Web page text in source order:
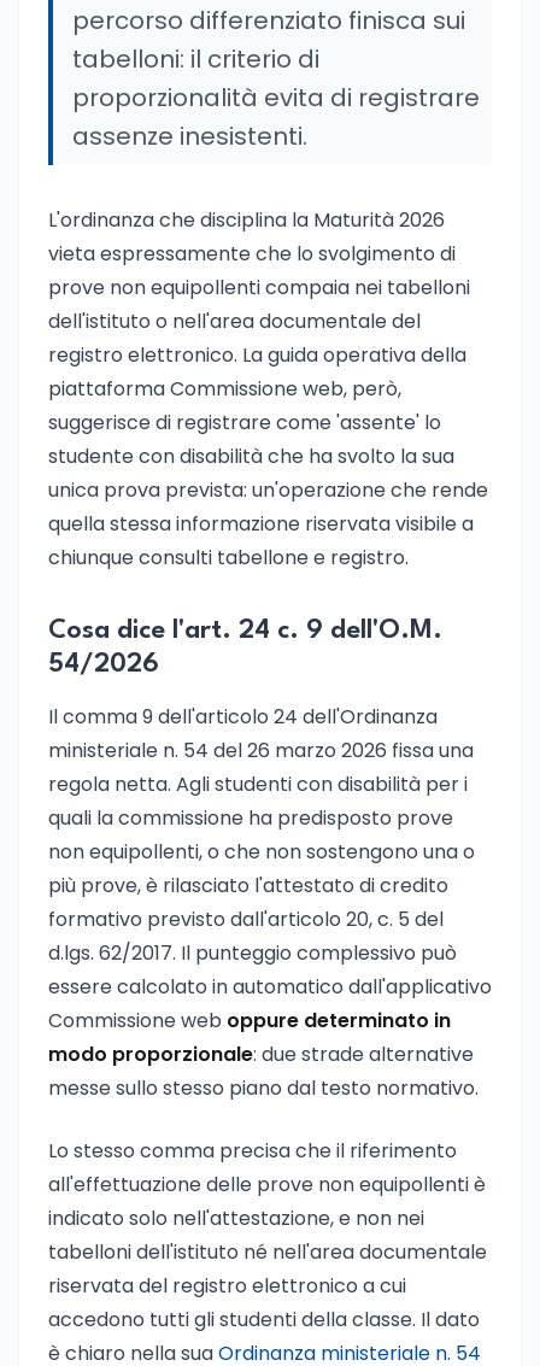
percorso differenziato finisca sui
tabelloni: il criterio di
proporzionalità evita di registrare
assenze inesistenti.
L'ordinanza che disciplina la Maturità 2026
vieta espressamente che lo svolgimento di
prove non equipollenti compaia nei tabelloni
dell'istituto o nell'area documentale del
registro elettronico. La guida operativa della
piattaforma Commissione web, però,
suggerisce di registrare come 'assente' lo
studente con disabilità che ha svolto la sua
unica prova prevista: un'operazione che rende
quella stessa informazione riservata visibile a
chiunque consulti tabellone e registro.
Cosa dice l'art. 24 c. 9 dell'O.M.
54/2026
Il comma 9 dell'articolo 24 dell'Ordinanza
ministeriale n. 54 del 26 marzo 2026 fissa una
regola netta. Agli studenti con disabilità per i
quali la commissione ha predisposto prove
non equipollenti, o che non sostengono una o
più prove, è rilasciato l'attestato di credito
formativo previsto dall'articolo 20, c. 5 del
d.lgs. 62/2017. Il punteggio complessivo può
essere calcolato in automatico dall'applicativo
Commissione web oppure determinato in
modo proporzionale: due strade alternative
messe sullo stesso piano dal testo normativo.
Lo stesso comma precisa che il riferimento
all'effettuazione delle prove non equipollenti è
indicato solo nell'attestazione, e non nei
tabelloni dell'istituto né nell'area documentale
riservata del registro elettronico a cui
accedono tutti gli studenti della classe. Il dato
è chiaro nella suaOrdinanza ministeriale n. 54